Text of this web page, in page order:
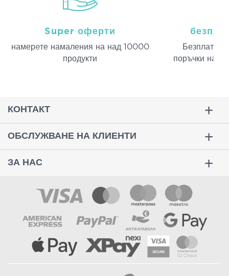
Super оферти
намерeте намаления на над 10000
продукти
Безплатна
поръчки над
КОНТАКТ
ОБСЛУЖВАНЕ НА КЛИЕНТИ
ЗА НАС